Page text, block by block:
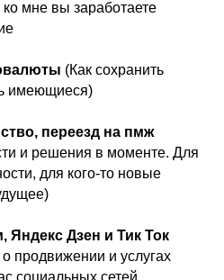
ко мне вы заработаете
(Как сохранить
имеющиеся)
переезд на пмж
и решения в моменте. Для
для кого-то новые
Яндекс Дзен и Тик Ток
продвижении и услугах
социальных сетей